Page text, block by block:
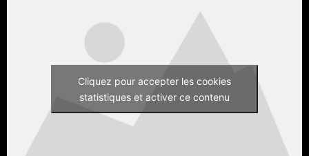
Cliquez pour accepter les cookies
statistiques et activer ce contenu